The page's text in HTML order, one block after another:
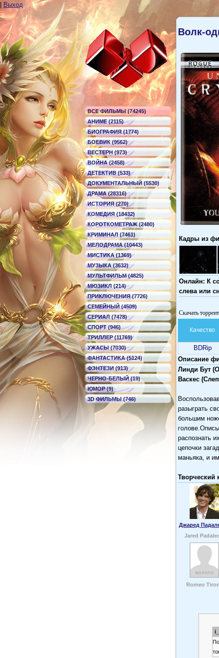
Выход
ВСЕ ФИЛЬМЫ (74245)
АНИМЕ (2115)
БИОГРАФИЯ (1774)
БОЕВИК (9562)
ВЕСТЕРН (973)
ВОЙНА (2458)
ДЕТЕКТИВ (533)
ДОКУМЕНТАЛЬНЫЙ (5530)
ДРАМА (28316)
ИСТОРИЯ (270)
КОМЕДИЯ (18432)
КОРОТКОМЕТРАЖ (2480)
КРИМИНАЛ (7461)
МЕЛОДРАМА (10443)
МИСТИКА (1369)
МУЗЫКА (3632)
МУЛЬТФИЛЬМ (4825)
МЮЗИКЛ (214)
ПРИКЛЮЧЕНИЯ (7726)
СЕМЕЙНЫЙ (4509)
СЕРИАЛ (7478)
СПОРТ (946)
ТРИЛЛЕР (11769)
УЖАСЫ (7030)
ФАНТАСТИКА (5124)
ФЭНТЕЗИ (913)
ЧЕРНО-БЕЛЫЙ (19)
ЮМОР (9)
3D ФИЛЬМЫ (746)
Волк-
Кадры из
Онлайн: К
слева или
Скачать
Качество
BDRip
Описание
Линди Бут
Васкес
разыграть
большим
распознать
цепочки
маньяка, и
Творческий
Джаред
Jared
Romeo